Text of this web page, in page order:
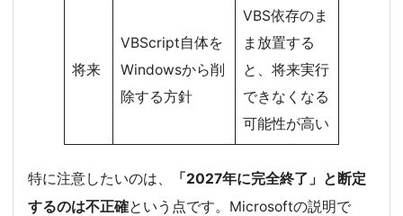
将来
VBScript自体を
Windowsから削
除する方針
VBS依存のま
ま放置する
と、将来実行
できなくなる
可能性が高い
特に注意したいのは、
「2027年に完全終了」と断定
するのは不正確という点です。Microsoftの説明で